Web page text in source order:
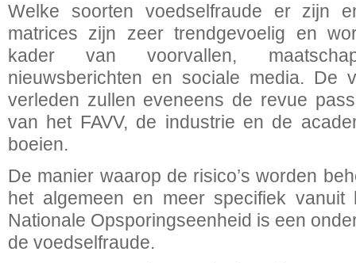
Welke soorten voedselfraude er zijn
matrices zijn zeer trendgevoelig en
kader van voorvallen,
nieuwsberichten en sociale media. De
verleden zullen eveneens de revue
van het FAVV, de industrie en de
boeien.
De manier waarop de risico’s worden
het algemeen en meer specifiek
Nationale Opsporingseenheid is een
de voedselfraude.